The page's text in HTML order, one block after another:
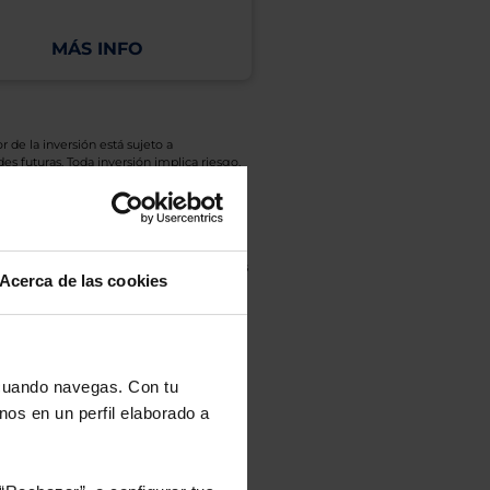
Acerca de las cookies
navegas. Con tu
en un perfil elaborado a
MÁS INFO
de la inversión está sujeto a
futuras. Toda inversión implica riesgo.
de Inversión, así como la Sociedad
y el documento de datos fundamentales
de Valor Liquidativo de la sesión
en la divisa Euro.